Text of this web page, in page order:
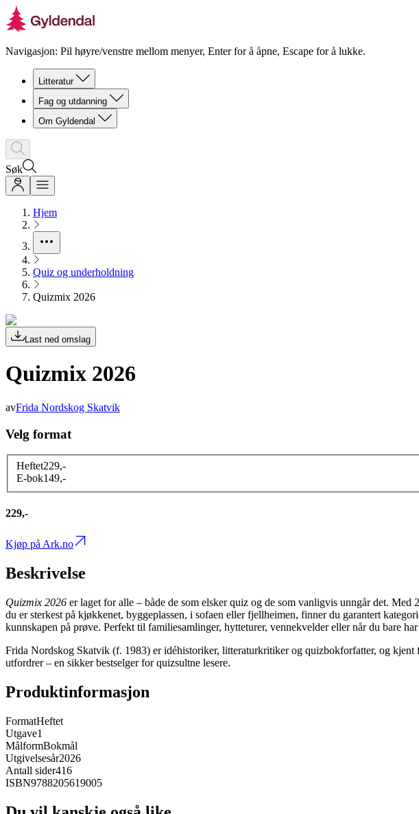
Navigasjon: Pil høyre/venstre mellom menyer, Enter for å åpne, Escape for å lukke.
Litteratur
Fag og utdanning
Om Gyldendal
Søk
Hjem
Quiz og underholdning
Quizmix 2026
Last ned omslag
Quizmix 2026
avFrida Nordskog Skatvik
Velg format
Heftet229,-
E-bok149,-
229,-
Kjøp på Ark.no
Beskrivelse
Quizmix 2026 er laget for alle – både de som elsker quiz og de som vanligvis unngår det.
du er sterkest på kjøkkenet, byggeplassen, i sofaen eller fjellheimen, finner du garantert
kunnskapen på prøve. Perfekt til familiesamlinger, hytteturer, vennekvelder eller når du bare
Frida Nordskog Skatvik (f. 1983) er idéhistoriker, litteraturkritiker og quizbokforfatter, og
utfordrer – en sikker bestselger for quizsultne lesere.
Produktinformasjon
FormatHeftet
Utgave1
MålformBokmål
Utgivelsesår2026
Antall sider416
ISBN9788205619005